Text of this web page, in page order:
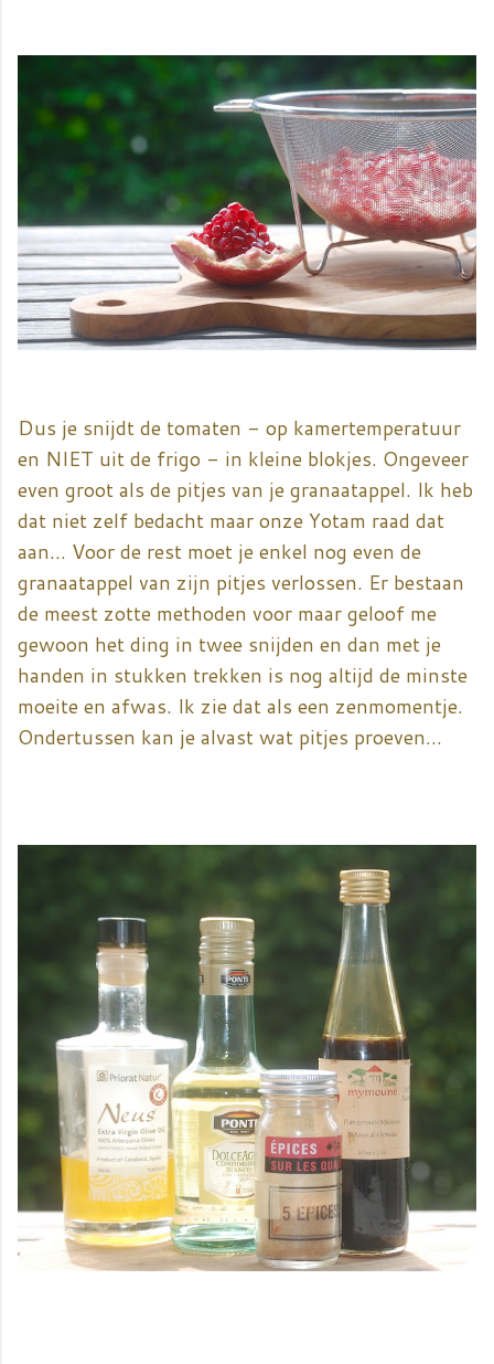
Dus je snijdt de tomaten - op kamertemperatuur
en NIET uit de frigo - in kleine blokjes. Ongeveer
even groot als de pitjes van je granaatappel. Ik heb
dat niet zelf bedacht maar onze Yotam raad dat
aan... Voor de rest moet je enkel nog even de
granaatappel van zijn pitjes verlossen. Er bestaan
de meest zotte methoden voor maar geloof me
gewoon het ding in twee snijden en dan met je
handen in stukken trekken is nog altijd de minste
moeite en afwas. Ik zie dat als een zenmomentje.
Ondertussen kan je alvast wat pitjes proeven...